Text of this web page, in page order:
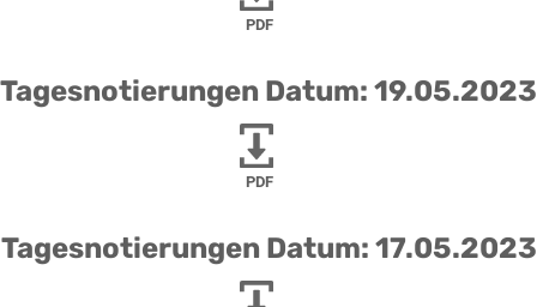
PDF
Tagesnotierungen Datum: 19.05.2023
PDF
Tagesnotierungen Datum: 17.05.2023